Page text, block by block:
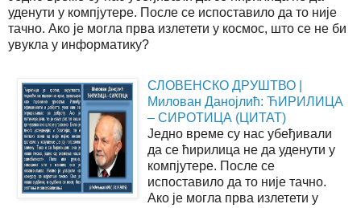
уденути у компјутере. После се испоставило да то није
тачно. Ако је могла прва излетети у космос, што се не би
увукла у информатику?
СЛОВЕНСКО ДРУШТВО |
Милован Данојлић: ЋИРИЛИЦА
– СИРОТИЦА (ЦИТАТ)
Једно време су нас убеђивали
да се ћирилица не да уденути у
компјутере. После се
испоставило да то није тачно.
Ако је могла прва излетети у